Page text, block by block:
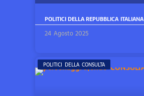
POLITICI DELLA REPUBBLICA ITALIANA
24 Agosto 2025
POLITICI DELLA CONSULTA